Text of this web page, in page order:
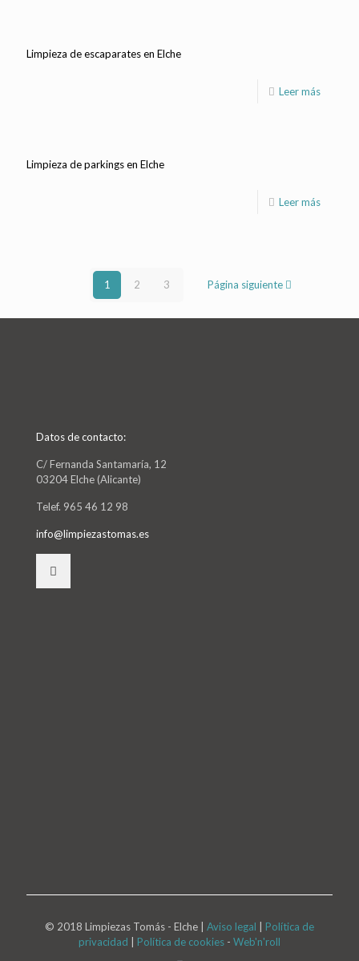
Limpieza de escaparates en Elche
Leer más
Limpieza de parkings en Elche
Leer más
1 2 3 Página siguiente
Datos de contacto:
C/ Fernanda Santamaría, 12
03204 Elche (Alicante)
Telef. 965 46 12 98
info@limpiezastomas.es
© 2018 Limpiezas Tomás - Elche | Aviso legal
Política de
privacidad
Política de cookies - Web'n'roll